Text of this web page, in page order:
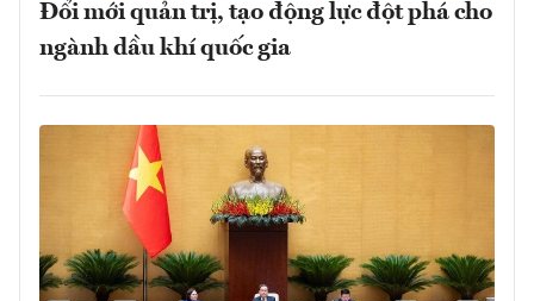
Đổi mới quản trị, tạo động lực đột phá cho
ngành dầu khí quốc gia